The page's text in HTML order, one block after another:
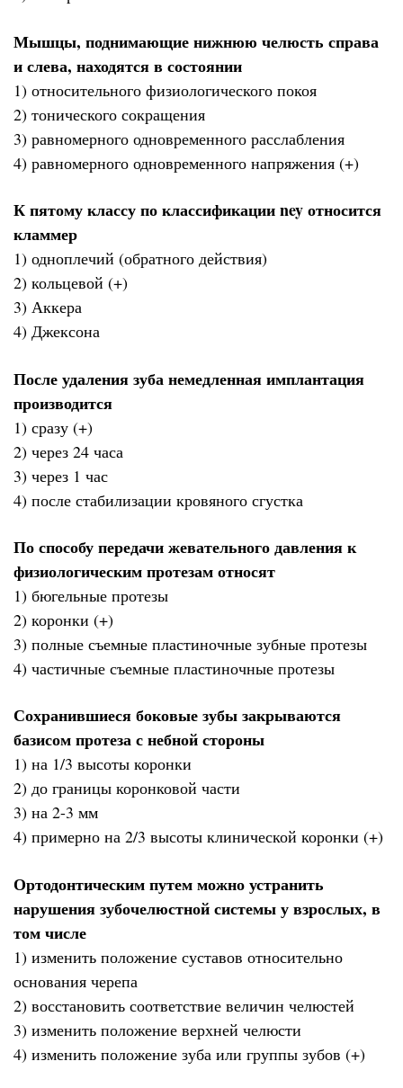
Мышцы, поднимающие нижнюю челюсть справа
и слева, находятся в состоянии
1) относительного физиологического покоя
2) тонического сокращения
3) равномерного одновременного расслабления
4) равномерного одновременного напряжения (+)
К пятому классу по классификации ney относится
кламмер
1) одноплечий (обратного действия)
2) кольцевой (+)
3) Аккера
4) Джексона
После удаления зуба немедленная имплантация
производится
1) сразу (+)
2) через 24 часа
3) через 1 час
4) после стабилизации кровяного сгустка
По способу передачи жевательного давления к
физиологическим протезам относят
1) бюгельные протезы
2) коронки (+)
3) полные съемные пластиночные зубные протезы
4) частичные съемные пластиночные протезы
Сохранившиеся боковые зубы закрываются
базисом протеза с небной стороны
1) на 1/3 высоты коронки
2) до границы коронковой части
3) на 2-3 мм
4) примерно на 2/3 высоты клинической коронки (+)
Ортодонтическим путем можно устранить
нарушения зубочелюстной системы у взрослых, в
том числе
1) изменить положение суставов относительно
основания черепа
2) восстановить соответствие величин челюстей
3) изменить положение верхней челюсти
4) изменить положение зуба или группы зубов (+)